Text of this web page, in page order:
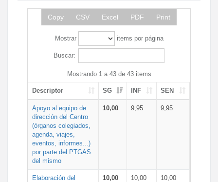
Copy CSV Excel PDF Print
Mostrar items por página
Buscar:
Mostrando 1 a 43 de 43 items
Descriptor SG INF SEN
Apoyo al equipo de
dirección del Centro
(órganos colegiados,
agenda, viajes,
eventos, informes...)
por parte del PTGAS
del mismo
10,00 9,95 9,95
Elaboración del
10,00 10,00 10,00